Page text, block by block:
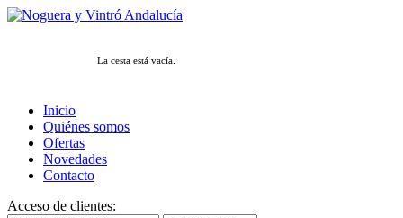
La cesta está vacía.
Inicio
Quiénes somos
Ofertas
Novedades
Contacto
Acceso de clientes: